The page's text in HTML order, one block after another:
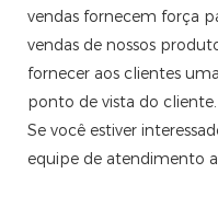
vendas fornecem força
vendas de nossos
fornecer aos clientes
ponto de vista do cliente.
Se você estiver
equipe de atendimento